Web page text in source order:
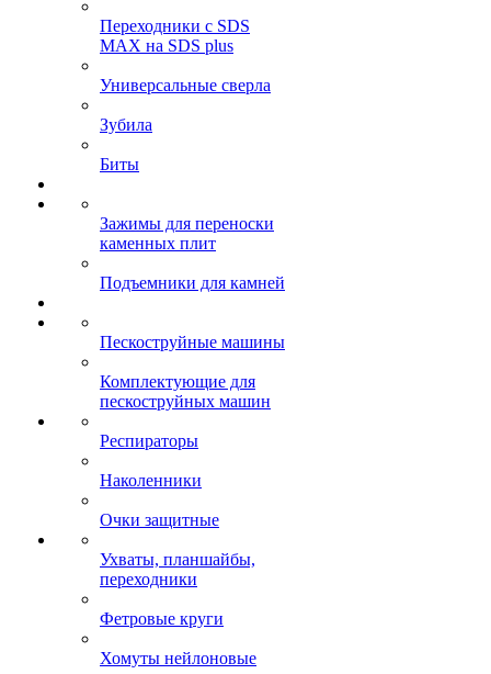
Переходники с SDS
MAX на SDS plus
Универсальные сверла
Зубила
Биты
Зажимы для переноски
каменных плит
Подъемники для камней
Пескоструйные машины
Комплектующие для
пескоструйных машин
Респираторы
Наколенники
Очки защитные
Ухваты, планшайбы,
переходники
Фетровые круги
Хомуты нейлоновые